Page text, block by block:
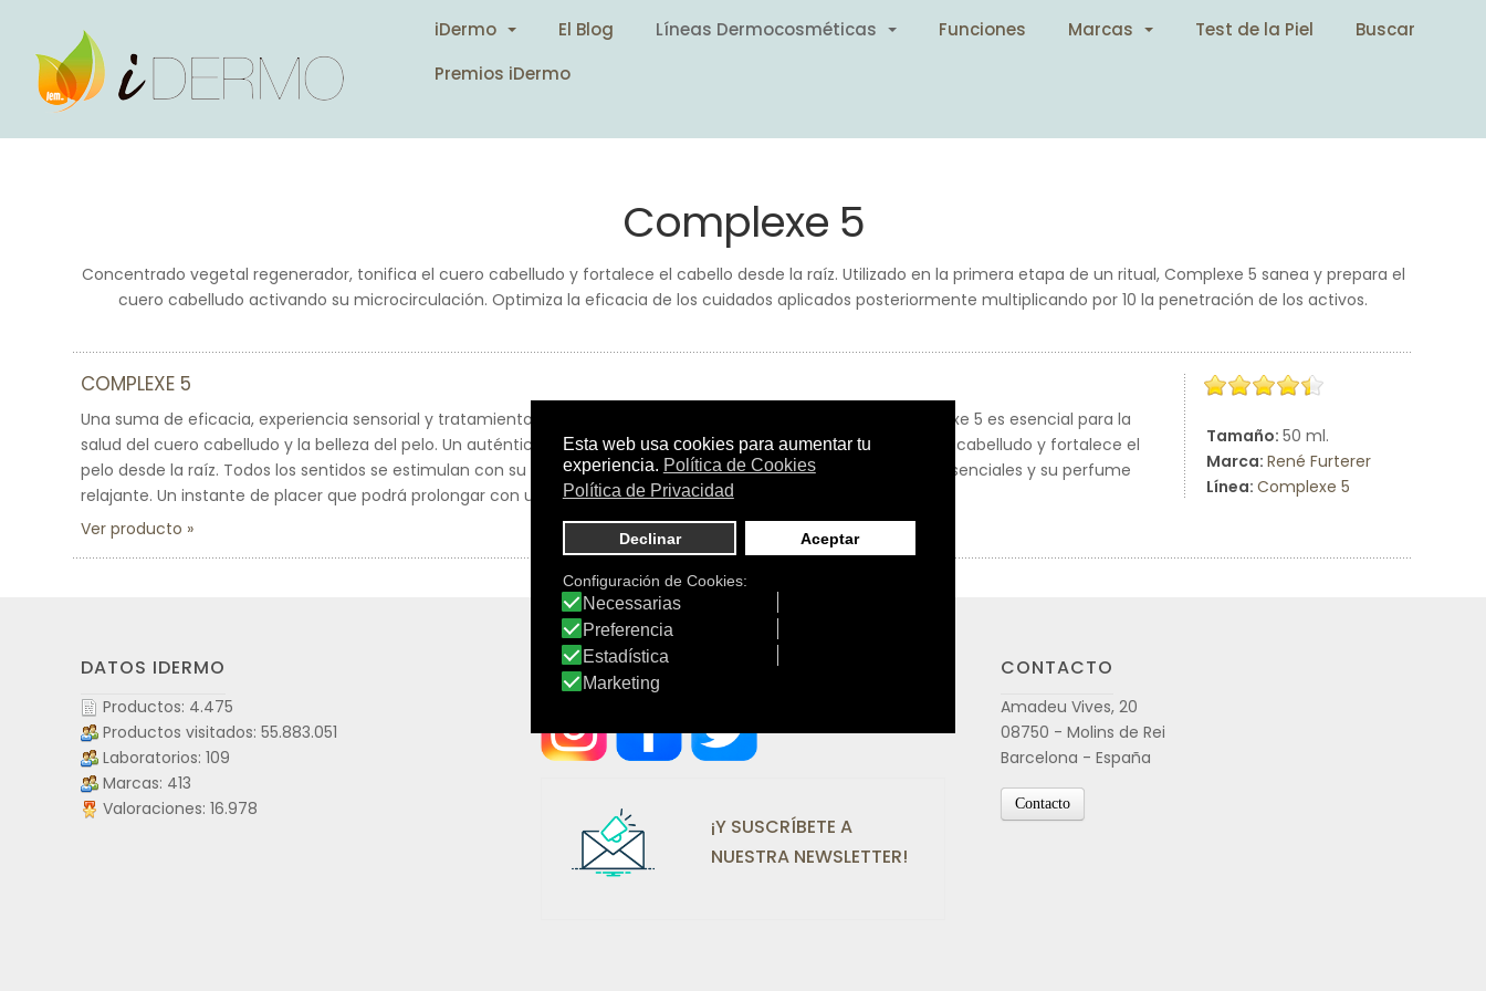
iDermo El Blog Líneas Dermocosméticas Funciones Marcas Test de la Piel
Buscar
Premios iDermo
Complexe 5
Concentrado vegetal regenerador, tonifica el cuero cabelludo y fortalece el cabello desde la raíz. Utilizado en la primera etapa de un ritual, Complexe 5 sanea y prepara el
cuero cabelludo activando su microcirculación. Optimiza la eficacia de los cuidados aplicados posteriormente multiplicando por 10 la penetración de los activos.
Tamaño: 50 ml.
Marca: René Furterer
Línea: Complexe 5
COMPLEXE 5
Una suma de eficacia, experiencia sensorial y tratamiento natural, el Concentrado vegetal regenerador Complexe 5 es esencial para la
salud del cuero cabelludo y la belleza del pelo. Un auténtico elixir de belleza capilar, Complexe 5 tonifica el cuero cabelludo y fortalece el
pelo desde la raíz. Todos los sentidos se estimulan con su sutil color amarillo dorado, su textura rica en aceites esenciales y su perfume
relajante. Un instante de placer que podrá prolongar con un masaje calmante.
Ver producto
DATOS IDERMO
Productos: 4.475
Productos visitados: 55.883.051
Laboratorios: 109
Marcas: 413
Valoraciones: 16.978
¡SÍGUENOS EN REDES!
¡Y SUSCRÍBETE A
NUESTRA NEWSLETTER!
CONTACTO
Amadeu Vives, 20
08750 - Molins de Rei
Barcelona - España
Contacto